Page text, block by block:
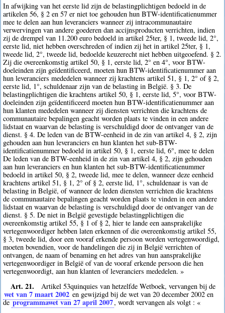
In afwijking van het eerste lid zijn de belastingplichtigen bedoeld in de
artikelen 56, § 2 en 57 er niet toe gehouden hun BTW-identificatienummer
mee te delen aan hun leveranciers wanneer zij intracommunautaire
verwervingen van andere goederen dan accijnsproducten verrichten, indien
zij de drempel van 11.200 euro bedoeld in artikel 25ter, § 1, tweede lid, 2°,
eerste lid, niet hebben overschreden of indien zij het in artikel 25ter, § 1,
tweede lid, 2°, tweede lid, bedoelde keuzerecht niet hebben uitgeoefend. § 2.
Zij die overeenkomstig artikel 50, § 1, eerste lid, 2° en 4°, voor BTW-
doeleinden zijn geïdentificeerd, moeten hun BTW-identificatienummer aan
hun leveranciers mededelen wanneer zij krachtens artikel 51, § 1, 2° of § 2,
eerste lid, 1°, schuldenaar zijn van de belasting in België. § 3. De
belastingplichtigen die krachtens artikel 50, § 1, eerste lid, 5°, voor BTW-
doeleinden zijn geïdentificeerd moeten hun BTW-identificatienummer aan
hun klanten mededelen wanneer zij diensten verrichten die krachtens de
communautaire bepalingen geacht worden plaats te vinden in een andere
lidstaat en waarvan de belasting is verschuldigd door de ontvanger van de
dienst. § 4. De leden van de BTW-eenheid in de zin van artikel 4, § 2, zijn
gehouden aan hun leveranciers en hun klanten het sub-BTW-
identificatienummer bedoeld in artikel 50, § 1, eerste lid, 6°, mee te delen
De leden van de BTW-eenheid in de zin van artikel 4, § 2, zijn gehouden
aan hun leveranciers en hun klanten het sub-BTW-identificatienummer
bedoeld in artikel 50, § 2, tweede lid, mee te delen, wanneer deze eenheid
krachtens artikel 51, § 1, 2° of § 2, eerste lid, 1°, schuldenaar is van de
belasting in België, of wanneer de leden diensten verrichten die krachtens
de communautaire bepalingen geacht worden plaats te vinden in een andere
lidstaat en waarvan de belasting is verschuldigd door de ontvanger van de
dienst. § 5. De niet in België gevestigde belastingplichtigen die
overeenkomstig artikel 55, § 1 of § 2, hier te lande een aansprakelijke
vertegenwoordiger hebben laten erkennen of die overeenkomstig artikel 55,
§ 3, tweede lid, door een vooraf erkende persoon worden vertegenwoordigd,
moeten bovendien, voor de handelingen die zij in België verrichten of
ontvangen, de naam of benaming en het adres van hun aansprakelijke
vertegenwoordiger in België of van de vooraf erkende persoon die hen
vertegenwoordigt, aan hun klanten of leveranciers mededelen. »
Art. 21. Artikel 53quinquies van hetzelfde Wetboek, vervangen bij de
wet van 7 maart 2002 en gewijzigd bij de wet van 20 december 2002 en
deprogrammawet van 27 april 2007, wordt vervangen als volgt : «